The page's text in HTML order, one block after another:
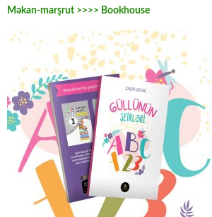
Məkan-marşrut >>>> Bookhouse